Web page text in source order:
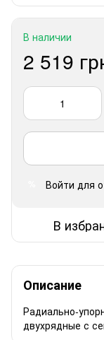
В наличии
2 519
Войти для
В
Описание
Радиально-
двухрядные с